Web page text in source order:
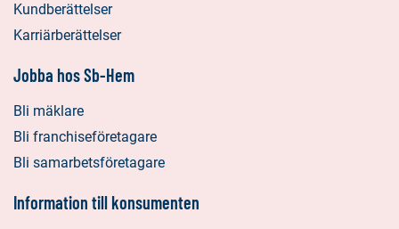
Kundberättelser
Karriärberättelser
Jobba hos Sb-Hem
Bli mäklare
Bli franchiseföretagare
Bli samarbetsföretagare
Information till konsumenten